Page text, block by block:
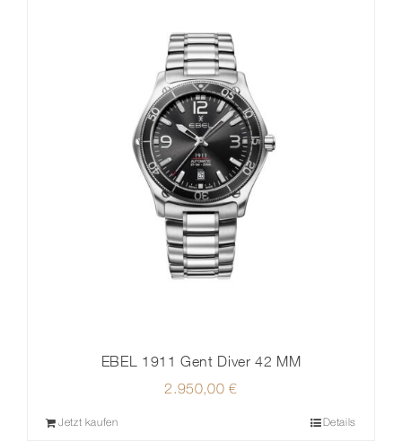
EBEL 1911 Gent Diver 42 MM
2.950,00€
Jetzt kaufen Details